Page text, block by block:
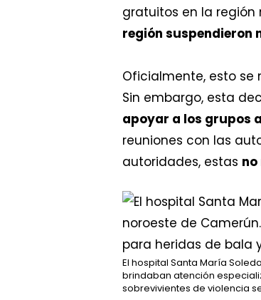
gratuitos en la región
región suspendieron
Oficialmente, esto
Sin embargo, esta
apoyar a los grupos
reuniones con las
autoridades, estas
El hospital Santa María
brindaban atención
sobrevivientes de violencia